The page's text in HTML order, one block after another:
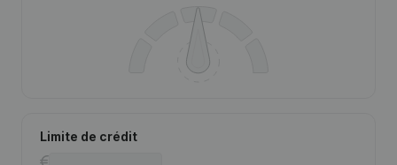
Limite de crédit